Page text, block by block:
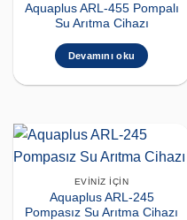
Aquaplus ARL-455 Pompalı
Su Arıtma Cihazı
Devamını oku
EVINIZ İÇIN
Aquaplus ARL-245
Pompasız Su Arıtma Cihazı